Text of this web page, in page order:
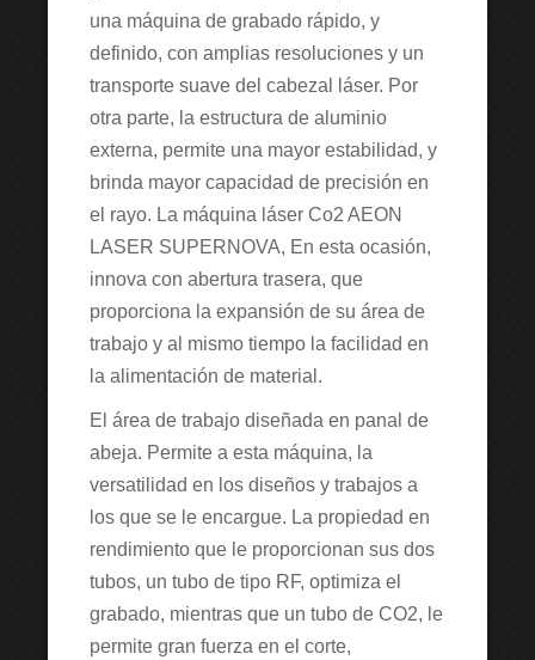
una máquina de grabado rápido, y
definido, con amplias resoluciones y un
transporte suave del cabezal láser. Por
otra parte, la estructura de aluminio
externa, permite una mayor estabilidad, y
brinda mayor capacidad de precisión en
el rayo. La máquina láser Co2 AEON
LASER SUPERNOVA, En esta ocasión,
innova con abertura trasera, que
proporciona la expansión de su área de
trabajo y al mismo tiempo la facilidad en
la alimentación de material.
El área de trabajo diseñada en panal de
abeja. Permite a esta máquina, la
versatilidad en los diseños y trabajos a
los que se le encargue. La propiedad en
rendimiento que le proporcionan sus dos
tubos, un tubo de tipo RF, optimiza el
grabado, mientras que un tubo de CO2, le
permite gran fuerza en el corte,